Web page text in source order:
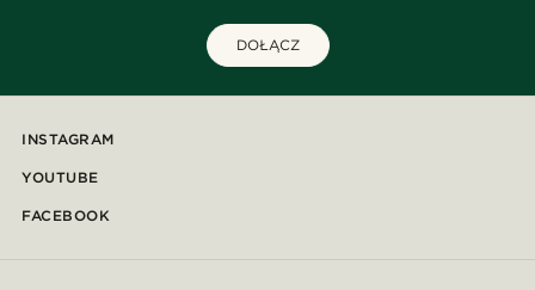
DOŁĄCZ
INSTAGRAM
YOUTUBE
FACEBOOK